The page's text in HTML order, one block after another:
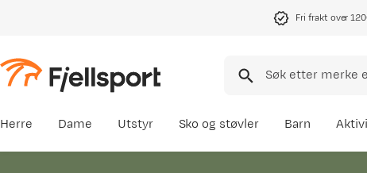
Fri frakt over
Herre Dame Utstyr Sko og støvler Barn